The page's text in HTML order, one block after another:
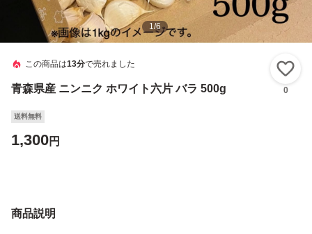
1/6
この商品は13分で売れました
青森県産 ニンニク ホワイト六片 バラ 500g 0
送料無料
1,300円
商品説明